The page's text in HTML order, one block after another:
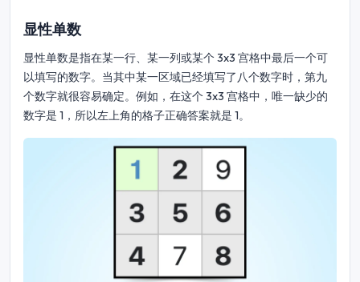
显性单数
显性单数是指在某一行、某一列或某个 3x3 宫格中最后一个可
以填写的数字。当其中某一区域已经填写了八个数字时，第九
个数字就很容易确定。例如，在这个 3x3 宫格中，唯一缺少的
数字是 1，所以左上角的格子正确答案就是 1。